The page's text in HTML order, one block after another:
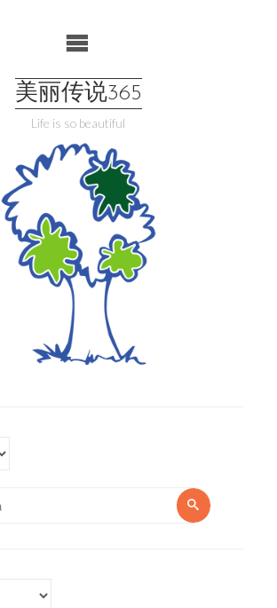
美丽传说365
Life is so beautiful
Search
Search